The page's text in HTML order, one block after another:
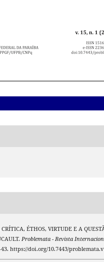
ÉTHOS, VIRTUDE E A
Problemata - Revista
https://doi.org/10.7443/